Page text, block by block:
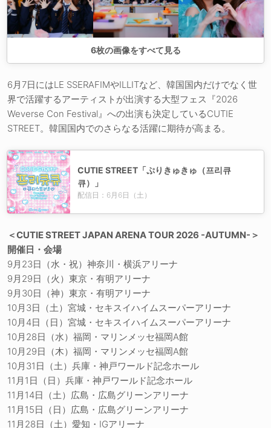
6枚の画像をすべて見る
6月7日にはLE SSERAFIMやILLITなど、韓国国内だけでなく世
界で活躍するアーティストが出演する大型フェス『2026
Weverse Con Festival』への出演も決定しているCUTIE
STREET。韓国国内でのさらなる活躍に期待が高まる。
CUTIE STREET「ぷりきゅきゅ（프리큐
큐）」
配信日：6月6日（土）
＜CUTIE STREET JAPAN ARENA TOUR 2026 -AUTUMN-＞
開催日・会場
9月23日（水・祝）神奈川・横浜アリーナ
9月29日（火）東京・有明アリーナ
9月30日（神）東京・有明アリーナ
10月3日（土）宮城・セキスイハイムスーパーアリーナ
10月4日（日）宮城・セキスイハイムスーパーアリーナ
10月28日（水）福岡・マリンメッセ福岡A館
10月29日（木）福岡・マリンメッセ福岡A館
10月31日（土）兵庫・神戸ワールド記念ホール
11月1日（日）兵庫・神戸ワールド記念ホール
11月14日（土）広島・広島グリーンアリーナ
11月15日（日）広島・広島グリーンアリーナ
11月28日（土）愛知・IGアリーナ